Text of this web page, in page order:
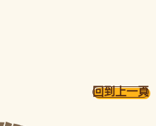
回到上一頁